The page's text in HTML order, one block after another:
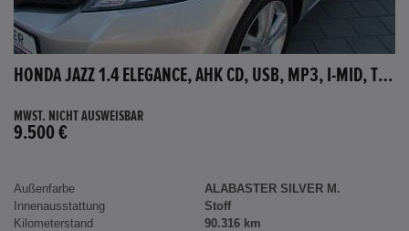
HONDA JAZZ 1.4 ELEGANCE, AHK CD, USB, MP3, I-MID, TEMPOMAT, AUX-IN
MWST. NICHT AUSWEISBAR
9.500 €
Außenfarbe
ALABASTER SILVER M.
Innenausstattung
Stoff
Kilometerstand
90.316 km